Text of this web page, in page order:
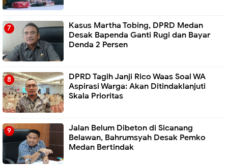
Kasus Martha Tobing, DPRD Medan
Desak Bapenda Ganti Rugi dan Bayar
Denda 2 Persen
DPRD Tagih Janji Rico Waas Soal WA
Aspirasi Warga: Akan Ditindaklanjuti
Skala Prioritas
Jalan Belum Dibeton di Sicanang
Belawan, Bahrumsyah Desak Pemko
Medan Bertindak